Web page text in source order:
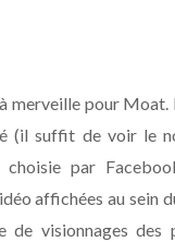
merveille pour Moat.
(il suffit de voir le
choisie par
affichées au sein
de visionnages